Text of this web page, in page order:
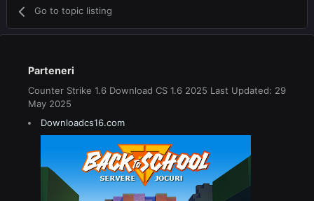
Go to topic listing
Parteneri
Counter Strike 1.6 Download CS 1.6 2025 Last Updated: 29
May 2025
Downloadcs16.com